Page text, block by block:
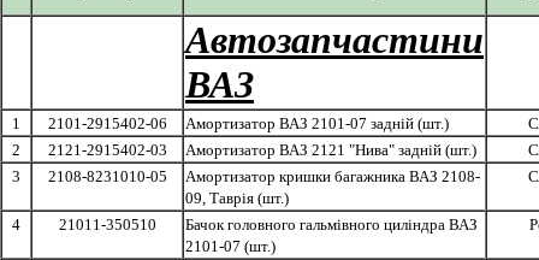
Автозапчастини
ВАЗ
1 2101-2915402-06 Амортизатор ВАЗ 2101-07 задній (шт.)
2
2121-2915402-03 Амортизатор ВАЗ 2121 "Нива" задній (шт.)
3
2108-8231010-05
Амортизатор кришки багажника ВАЗ 2108-
09, Таврія (шт.)
4 21011-350510
Бачок головного гальмівного циліндра ВАЗ
2101-07 (шт.)